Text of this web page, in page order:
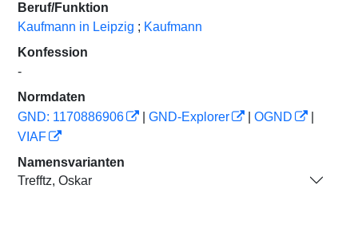
Beruf/Funktion
Kaufmann in Leipzig ; Kaufmann
Konfession
-
Normdaten
GND: 1170886906
GND-Explorer OGND
VIAF
Namensvarianten
Trefftz, Oskar